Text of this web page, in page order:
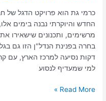
כרמי גת הוא פרויקט הדגל של
החדש והיוקרתי נבנה בימים
מרשימים, ותכנונים שישאירו
דקות נסיעה למרכז הארץ, עם
למי שמעדיף לנסוע
Read More »